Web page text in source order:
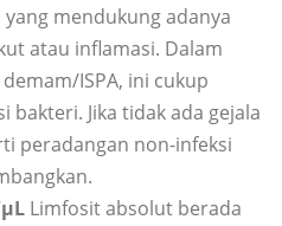
mendukung adanya
atau inflamasi. Dalam
ISPA, ini cukup
bakteri. Jika tidak ada gejala
peradangan non-infeksi
Limfosit absolut berada